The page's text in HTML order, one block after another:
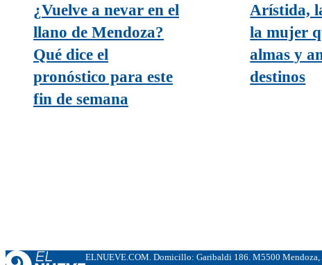
¿Vuelve a nevar en el
llano de Mendoza?
Qué dice el
pronóstico para este
fin de semana
Arístida,
la mujer
almas y
destinos
ELNUEVE.COM. Domicillo: Garibaldi 186. M5500 Mendoza,